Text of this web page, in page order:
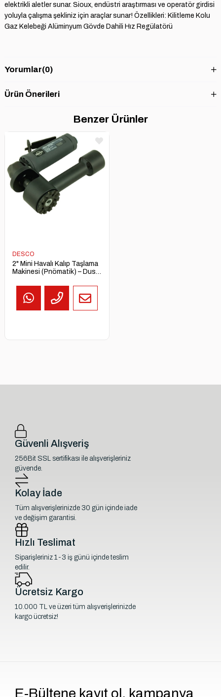
elektrikli aletler sunar. Sioux, endüstri araştırması ve operatör girdisi
yoluyla çalışma şekliniz için araçlar sunar! Özellikleri: Kilitleme Kolu
Gaz Kelebeği Alüminyum Gövde Dahili Hız Regülatörü
Yorumlar(0)
Ürün Önerileri
Benzer Ürünler
DESCO
2" Mini Havalı Kalıp Taşlama
Makinesi (Pnömatik) – Dust
Güvenli Alışveriş
256Bit SSL sertifikası ile alışverişleriniz
güvende.
Kolay İade
Tüm alışverişlerinizde 30 gün içinde iade
ve değişim garantisi.
Hızlı Teslimat
Siparişleriniz 1-3 iş günü içinde teslim
edilir.
Ücretsiz Kargo
10.000 TL ve üzeri tüm alışverişlerinizde
kargo ücretsiz!
E-Bültene kayıt ol, kampanya